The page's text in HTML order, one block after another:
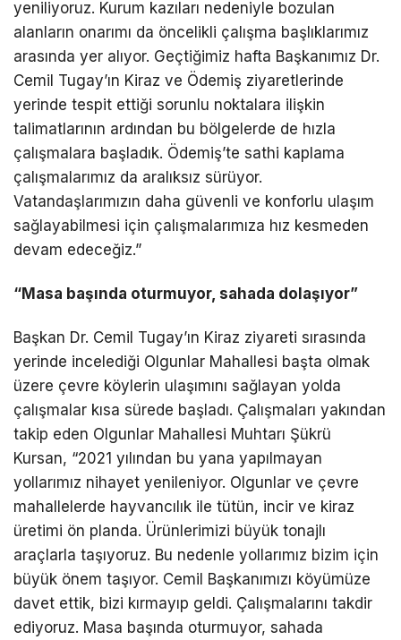
yeniliyoruz. Kurum kazıları nedeniyle bozulan
alanların onarımı da öncelikli çalışma başlıklarımız
arasında yer alıyor. Geçtiğimiz hafta Başkanımız Dr.
Cemil Tugay’ın Kiraz ve Ödemiş ziyaretlerinde
yerinde tespit ettiği sorunlu noktalara ilişkin
talimatlarının ardından bu bölgelerde de hızla
çalışmalara başladık. Ödemiş’te sathi kaplama
çalışmalarımız da aralıksız sürüyor.
Vatandaşlarımızın daha güvenli ve konforlu ulaşım
sağlayabilmesi için çalışmalarımıza hız kesmeden
devam edeceğiz.”
“Masa başında oturmuyor, sahada dolaşıyor”
Başkan Dr. Cemil Tugay’ın Kiraz ziyareti sırasında
yerinde incelediği Olgunlar Mahallesi başta olmak
üzere çevre köylerin ulaşımını sağlayan yolda
çalışmalar kısa sürede başladı. Çalışmaları yakından
takip eden Olgunlar Mahallesi Muhtarı Şükrü
Kursan, “2021 yılından bu yana yapılmayan
yollarımız nihayet yenileniyor. Olgunlar ve çevre
mahallelerde hayvancılık ile tütün, incir ve kiraz
üretimi ön planda. Ürünlerimizi büyük tonajlı
araçlarla taşıyoruz. Bu nedenle yollarımız bizim için
büyük önem taşıyor. Cemil Başkanımızı köyümüze
davet ettik, bizi kırmayıp geldi. Çalışmalarını takdir
ediyoruz. Masa başında oturmuyor, sahada